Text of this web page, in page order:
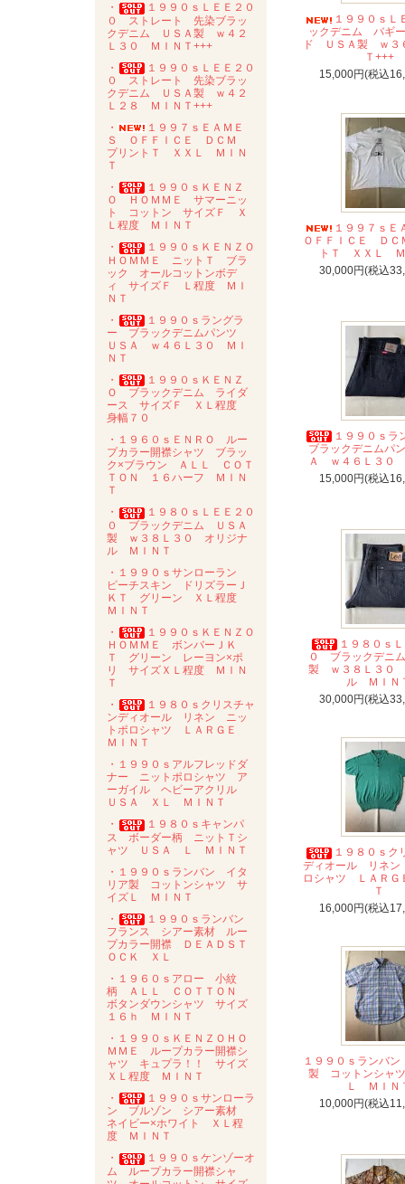
・
１９９０ｓＬＥＥ２０
０ ストレート 先染ブラッ
クデニム ＵＳＡ製 ｗ４２
Ｌ３０ ＭＩＮＴ+++
・
１９９０ｓＬＥＥ２０
０ ストレート 先染ブラッ
クデニム ＵＳＡ製 ｗ４２
Ｌ２８ ＭＩＮＴ+++
・
１９９７ｓＥＡＭＥ
Ｓ ＯＦＦＩＣＥ ＤＣＭ
プリントＴ ＸＸＬ ＭＩＮ
Ｔ
・
１９９０ｓＫＥＮＺ
Ｏ ＨＯＭＭＥ サマーニッ
ト コットン サイズＦ Ｘ
Ｌ程度 ＭＩＮＴ
・
１９９０ｓＫＥＮＺＯ
ＨＯＭＭＥ ニットＴ ブラ
ック オールコットンボデ
ィ サイズＦ Ｌ程度 ＭＩ
ＮＴ
・
１９９０ｓラングラ
ー ブラックデニムパンツ
ＵＳＡ ｗ４６Ｌ３０ ＭＩ
ＮＴ
・
１９９０ｓＫＥＮＺ
Ｏ ブラックデニム ライダ
ース サイズＦ ＸＬ程度
身幅７０
・１９６０ｓＥＮＲＯ ルー
プカラー開襟シャツ ブラッ
ク×ブラウン ＡＬＬ ＣＯＴ
ＴＯＮ １６ハーフ ＭＩＮ
Ｔ
・
１９８０ｓＬＥＥ２０
０ ブラックデニム ＵＳＡ
製 ｗ３８Ｌ３０ オリジナ
ル ＭＩＮＴ
・１９９０ｓサンローラン
ピーチスキン ドリズラーＪ
ＫＴ グリーン ＸＬ程度
ＭＩＮＴ
・
１９９０ｓＫＥＮＺＯ
ＨＯＭＭＥ ボンバーＪＫ
Ｔ グリーン レーヨン×ポ
リ サイズＸＬ程度 ＭＩＮ
Ｔ
・
１９８０ｓクリスチャ
ンディオール リネン ニッ
トポロシャツ ＬＡＲＧＥ
ＭＩＮＴ
・１９９０ｓアルフレッドダ
ナー ニットポロシャツ ア
ーガイル ヘビーアクリル
ＵＳＡ ＸＬ ＭＩＮＴ
・
１９８０ｓキャンパ
ス ボーダー柄 ニットＴシ
ャツ ＵＳＡ Ｌ ＭＩＮＴ
・１９９０ｓランバン イタ
リア製 コットンシャツ サ
イズＬ ＭＩＮＴ
・
１９９０ｓランバン
フランス シアー素材 ルー
プカラー開襟 ＤＥＡＤＳＴ
ＯＣＫ ＸＬ
・１９６０ｓアロー 小紋
柄 ＡＬＬ ＣＯＴＴＯＮ
ボタンダウンシャツ サイズ
１６ｈ ＭＩＮＴ
・１９９０ｓＫＥＮＺＯＨＯ
ＭＭＥ ループカラー開襟シ
ャツ キュプラ！！ サイズ
ＸＬ程度 ＭＩＮＴ
・
１９９０ｓサンローラ
ン ブルゾン シアー素材
ネイビー×ホワイト ＸＬ程
度 ＭＩＮＴ
・
１９９０ｓケンゾーオ
ム ループカラー開襟シャ
１９９０ｓ
ックデニム バギ
ド ＵＳＡ製 ｗ３
Ｔ+++
15,000円(税込
１９９７ｓ
ＯＦＦＩＣＥ Ｄ
トＴ ＸＸＬ Ｍ
30,000円(税込
１９９０ｓ
ブラックデニムパ
Ａ ｗ４６Ｌ３０
15,000円(税込
１９８０ｓ
０ ブラックデニ
製 ｗ３８Ｌ３０
ル ＭＩＮ
30,000円(税込
１９８０ｓク
ディオール リネ
ロシャツ ＬＡＲ
Ｔ
16,000円(税込
１９９０ｓランバ
製 コットンシャ
Ｌ ＭＩＮ
10,000円(税込